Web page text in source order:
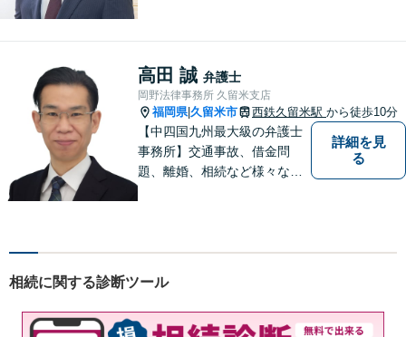
問題解決まで丁寧にお手伝い
します！少しでもお悩みの方
はお気軽にご相談ください。
高田 誠 弁護士
岡野法律事務所 久留米支店
福岡県|久留米市 西鉄久留米駅 から徒歩10分
【中四国九州最大級の弁護士
事務所】交通事故、借金問
題、離婚、相続など様々な問
い！
詳細を見
る
相続に関する診断ツール